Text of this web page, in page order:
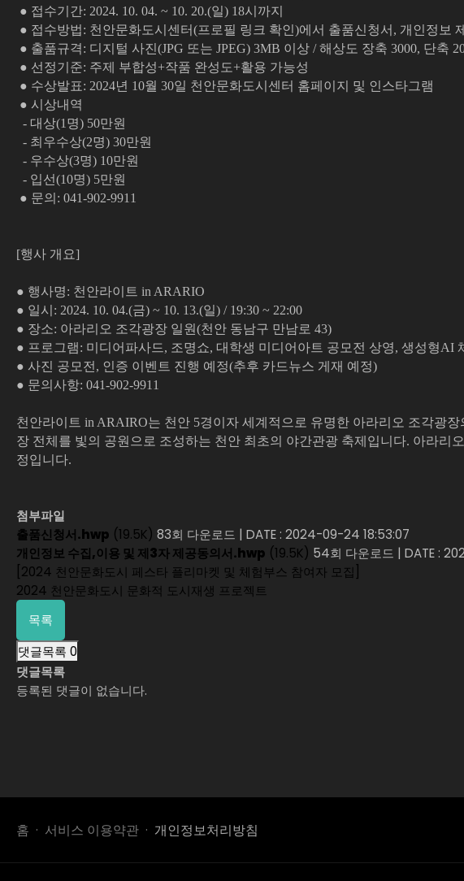
● 접수기간: 2024. 10. 04. ~ 10. 20.(일) 18시까지
● 접수방법: 천안문화도시센터(프로필 링크 확인)에서 출품신청서, 개인정보
● 출품규격: 디지털 사진(JPG 또는 JPEG) 3MB 이상 / 해상도 장축 3000, 단축
● 선정기준: 주제 부합성+작품 완성도+활용 가능성
● 수상발표: 2024년 10월 30일 천안문화도시센터 홈페이지 및 인스타그램
● 시상내역
- 대상(1명) 50만원
- 최우수상(2명) 30만원
- 우수상(3명) 10만원
- 입선(10명) 5만원
● 문의: 041-902-9911
[행사 개요]
● 행사명: 천안라이트 in ARARIO
● 일시: 2024. 10. 04.(금) ~ 10. 13.(일) / 19:30 ~ 22:00
● 장소: 아라리오 조각광장 일원(천안 동남구 만남로 43)
● 프로그램: 미디어파사드, 조명쇼, 대학생 미디어아트 공모전 상영, 생성형AI
● 사진 공모전, 인증 이벤트 진행 예정(추후 카드뉴스 게재 예정)
● 문의사항: 041-902-9911
천안라이트 in ARAIRO는 천안 5경이자 세계적으로 유명한 아라리오 조각광
장 전체를 빛의 공원으로 조성하는 천안 최초의 야간관광 축제입니다. 아라리
정입니다.
첨부파일
출품신청서.hwp (19.5K) 83회 다운로드 | DATE : 2024-09-24 18:53:07
개인정보 수집,이용 및 제3자 제공동의서.hwp (19.5K) 54회 다운로드 | DATE :
[2024 천안문화도시 페스타 플리마켓 및 체험부스 참여자 모집]
2024 천안문화도시 문화적 도시재생 프로젝트
목록
댓글목록 0
댓글목록
등록된 댓글이 없습니다.
홈 서비스 이용약관 개인정보처리방침